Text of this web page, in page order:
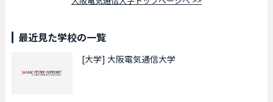
最近見た学校の一覧
[大学] 大阪電気通信大学